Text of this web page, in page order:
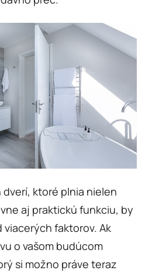
ktoré plnia nielen
aj praktickú funkciu, by
viacerých faktorov. Ak
o vašom budúcom
si možno práve teraz